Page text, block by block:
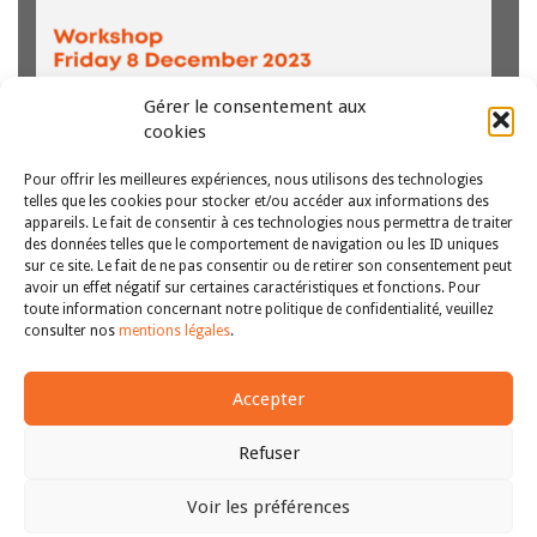
Gérer le consentement aux
cookies
Pour offrir les meilleures expériences, nous utilisons des technologies
telles que les cookies pour stocker et/ou accéder aux informations des
appareils. Le fait de consentir à ces technologies nous permettra de traiter
des données telles que le comportement de navigation ou les ID uniques
sur ce site. Le fait de ne pas consentir ou de retirer son consentement peut
avoir un effet négatif sur certaines caractéristiques et fonctions. Pour
toute information concernant notre politique de confidentialité, veuillez
consulter nos mentions légales.
Accepter
Refuser
Voir les préférences
INTERNATIONAL (OSCE, NATIONS-UNIES)
Denis HUBER, Chef du service Santé, détention et
addictions, Secrétaire exécutif du Groupe Pompidou,
Conseil de l’Europe Au moment de sa création, au
printemps de 1949, le Conseil de l’Europe portait les
espoirs et les aspirations de tous…
1 2